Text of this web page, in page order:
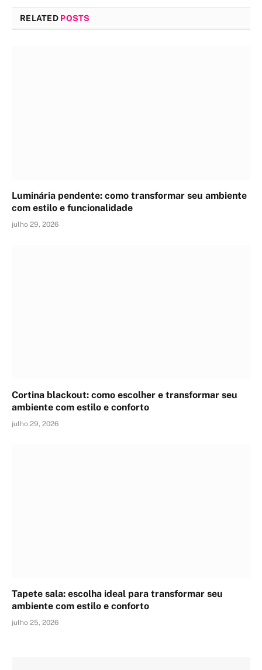
RELATED POSTS
Luminária pendente: como transformar seu ambiente
com estilo e funcionalidade
julho 29, 2026
Cortina blackout: como escolher e transformar seu
ambiente com estilo e conforto
julho 29, 2026
Tapete sala: escolha ideal para transformar seu
ambiente com estilo e conforto
julho 25, 2026